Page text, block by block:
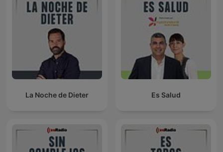
La Noche de Dieter Es Salud